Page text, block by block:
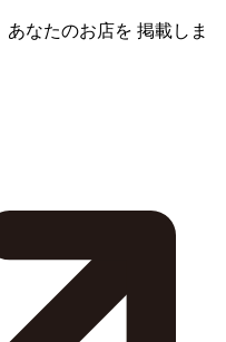
あなたのお店を 掲載しま